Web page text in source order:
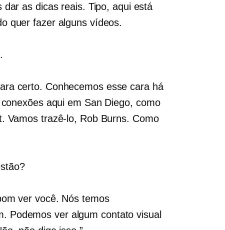
as dicas reais. Tipo, aqui está
quer fazer alguns vídeos.
certo. Conhecemos esse cara há
aqui em San Diego, como
Vamos trazê-lo, Rob Burns. Como
ver você. Nós temos
Podemos ver algum contato visual